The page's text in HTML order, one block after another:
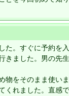
た。すぐに予約を
きました。男の先
物をそのまま使い
くれました。直感